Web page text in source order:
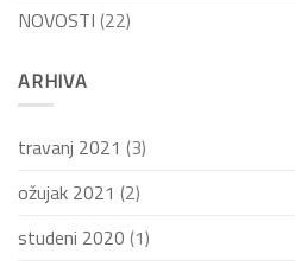
NOVOSTI (22)
ARHIVA
travanj 2021 (3)
ožujak 2021 (2)
studeni 2020 (1)